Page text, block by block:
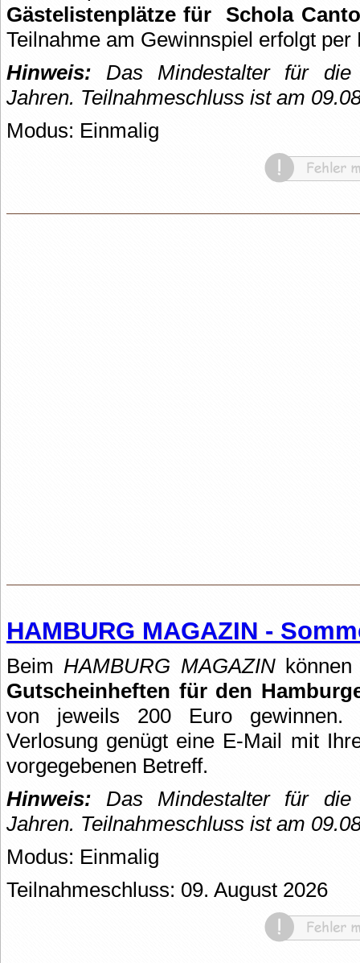
Gästelistenplätze für
Schola
Teilnahme am Gewinnspiel erfolgt per
Hinweis: Das Mindestalter für
Jahren. Teilnahmeschluss ist am
Modus: Einmalig
HAMBURG MAGAZIN -
BeimHAMBURG MAGAZIN
Gutscheinheften für den
von jeweils 200 Euro
Verlosung genügt eine E-Mail mit
vorgegebenen Betreff.
Hinweis: Das Mindestalter für
Jahren. Teilnahmeschluss ist am
Modus: Einmalig
Teilnahmeschluss: 09. August 2026